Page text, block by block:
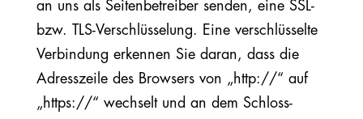
an uns als Seitenbetreiber senden, eine SSL-
bzw. TLS-Verschlüsselung. Eine verschlüsselte
Verbindung erkennen Sie daran, dass die
Adresszeile des Browsers von „http://“ auf
„https://“ wechselt und an dem Schloss-